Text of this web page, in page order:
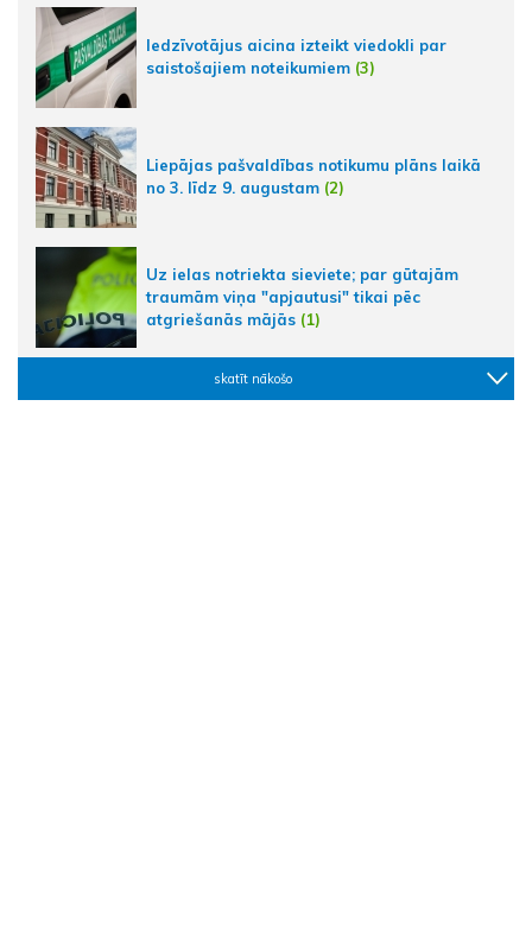
Iedzīvotājus aicina izteikt viedokli par
saistošajiem noteikumiem (3)
Liepājas pašvaldības notikumu plāns laikā
no 3. līdz 9. augustam (2)
Uz ielas notriekta sieviete; par gūtajām
traumām viņa "apjautusi" tikai pēc
atgriešanās mājās (1)
skatīt nākošo